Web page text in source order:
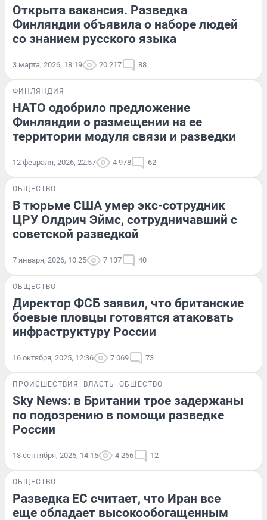
Открыта вакансия. Разведка
Финляндии объявила о наборе людей
со знанием русского языка
3 марта, 2026, 18:19 20 217 88
ФИНЛЯНДИЯ
НАТО одобрило предложение
Финляндии о размещении на ее
территории модуля связи и разведки
12 февраля, 2026, 22:57 4 978 62
ОБЩЕСТВО
В тюрьме США умер экс-сотрудник
ЦРУ Олдрич Эймс, сотрудничавший с
советской разведкой
7 января, 2026, 10:25 7 137 40
ОБЩЕСТВО
Директор ФСБ заявил, что британские
боевые пловцы готовятся атаковать
инфраструктуру России
16 октября, 2025, 12:36 7 069 73
ПРОИСШЕСТВИЯ ВЛАСТЬ ОБЩЕСТВО
Sky News: в Британии трое задержаны
по подозрению в помощи разведке
России
18 сентября, 2025, 14:15 4 266 12
ОБЩЕСТВО
Разведка ЕС считает, что Иран все
еще обладает высокообогащенным